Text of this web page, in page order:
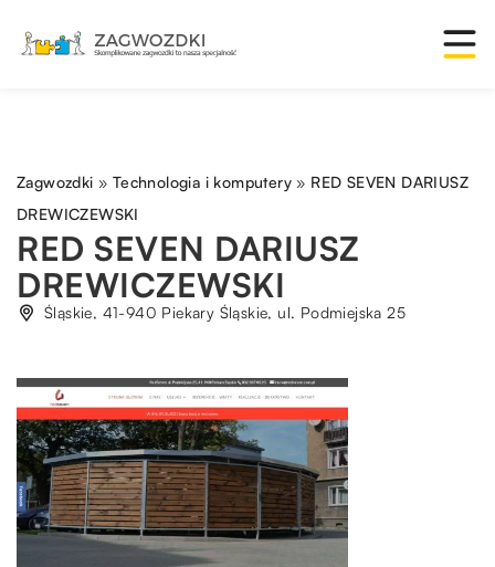
Zagwozdki » Technologia i komputery » RED SEVEN DARIUSZ
DREWICZEWSKI
RED SEVEN DARIUSZ
DREWICZEWSKI
Śląskie, 41-940 Piekary Śląskie, ul. Podmiejska 25